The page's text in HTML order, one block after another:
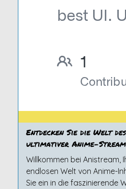
Entdecken Sie die Welt
ultimativer Anime-
Willkommen bei Anistream,
endlosen Welt von Anime-
Sie ein in die faszinierende